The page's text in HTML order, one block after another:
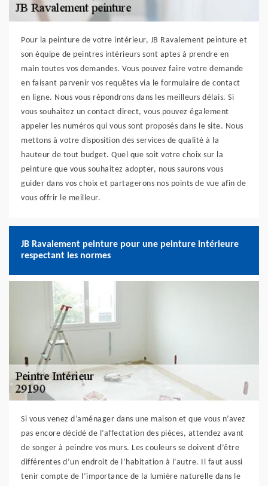
Pour la peinture de votre intérieur, JB Ravalement peinture et
son équipe de peintres intérieurs sont aptes à prendre en
main toutes vos demandes. Vous pouvez faire votre demande
en faisant parvenir vos requêtes via le formulaire de contact
en ligne. Nous vous répondrons dans les meilleurs délais. Si
vous souhaitez un contact direct, vous pouvez également
appeler les numéros qui vous sont proposés dans le site. Nous
mettons à votre disposition des services de qualité à la
hauteur de tout budget. Quel que soit votre choix sur la
peinture que vous souhaitez adopter, nous saurons vous
guider dans vos choix et partagerons nos points de vue afin de
vous offrir le meilleur.
JB Ravalement peinture pour une peinture intérieure
respectant les normes
Si vous venez d’aménager dans une maison et que vous n’avez
pas encore décidé de l’affectation des pièces, attendez avant
de songer à peindre vos murs. Les couleurs se doivent d’être
différentes d’un endroit de l’habitation à l’autre. Il faut aussi
tenir compte de l’importance de la lumière naturelle dans le